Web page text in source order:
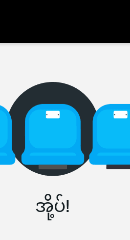
အို့ပ်!